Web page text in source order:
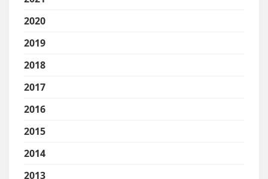
2020
2019
2018
2017
2016
2015
2014
2013